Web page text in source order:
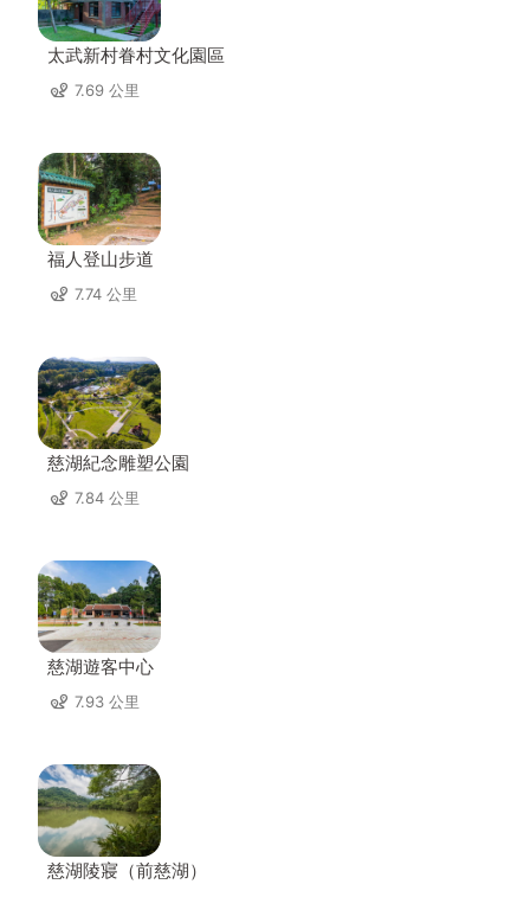
太武新村眷村文化園區
7.69 公里
福人登山步道
7.74 公里
慈湖紀念雕塑公園
7.84 公里
慈湖遊客中心
7.93 公里
慈湖陵寢（前慈湖）